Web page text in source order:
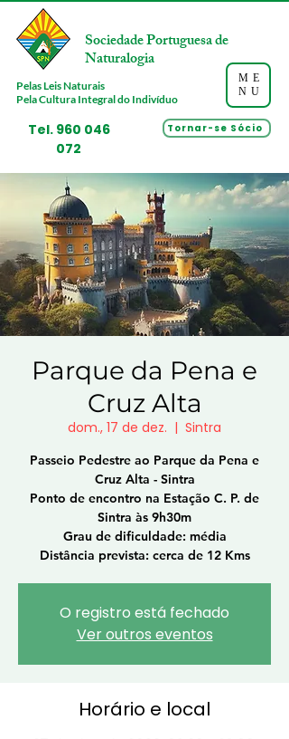
ME
NU
Tel. 960 046
072
Sociedade Portuguesa de
Naturalogia
Pelas Leis Naturais
Pela Cultura Integral do Indivíduo
Tornar-se Sócio
Parque da Pena e
Cruz Alta
dom., 17 de dez.
  |
Sintra
Passeio Pedestre ao Parque da Pena e
Cruz Alta - Sintra
Ponto de encontro na Estação C. P. de
Sintra às 9h30m
Grau de dificuldade: média
Distância prevista: cerca de 12 Kms
O registro está fechado
Ver outros eventos
Horário e local